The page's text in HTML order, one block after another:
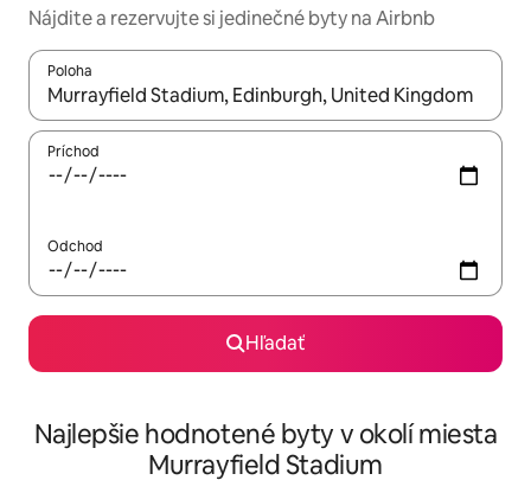
Nájdite a rezervujte si jedinečné byty na Airbnb
Poloha
Keď budú výsledky k dispozícii, môžete si ich prechádzať
Príchod
Odchod
Hľadať
Najlepšie hodnotené byty v okolí miesta
Murrayfield Stadium